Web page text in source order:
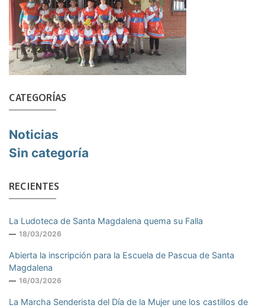
CATEGORÍAS
Noticias
Sin categoría
RECIENTES
La Ludoteca de Santa Magdalena quema su Falla
18/03/2026
Abierta la inscripción para la Escuela de Pascua de Santa
Magdalena
16/03/2026
La Marcha Senderista del Día de la Mujer une los castillos de